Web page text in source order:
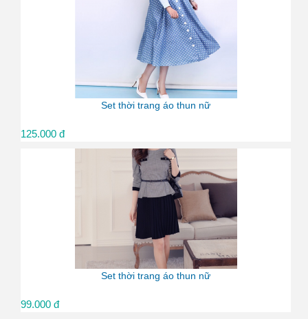
Set thời trang áo thun nữ
125.000 đ
Set thời trang áo thun nữ
99.000 đ